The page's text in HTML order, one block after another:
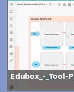
Edubox_-